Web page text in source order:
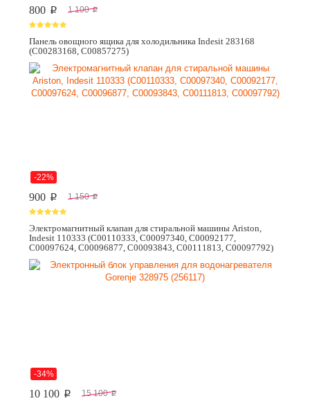
800 p 1 100 p
Панель овощного ящика для холодильника Indesit 283168
(C00283168, C00857275)
-22%
900 p 1 150 p
Электромагнитный клапан для стиральной машины Ariston,
Indesit 110333 (C00110333, C00097340, C00092177,
C00097624, C00096877, C00093843, C00111813, C00097792)
-34%
10 100 p 15 100 p